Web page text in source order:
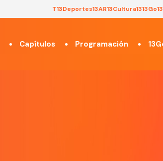
T13Deportes13AR13Cultura1313Go
Capítulos Programación